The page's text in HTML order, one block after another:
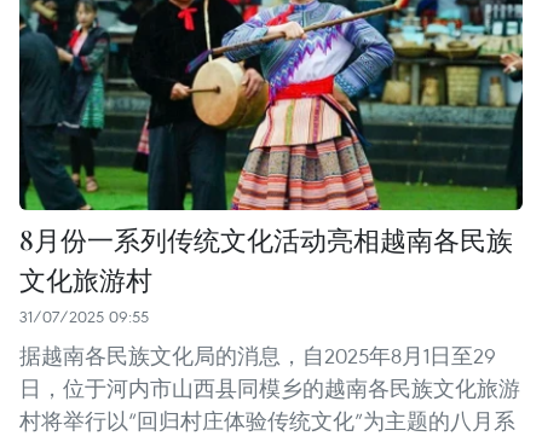
8月份一系列传统文化活动亮相越南各民族
文化旅游村
31/07/2025 09:55
据越南各民族文化局的消息，自2025年8月1日至29
日，位于河内市山西县同模乡的越南各民族文化旅游
村将举行以“回归村庄体验传统文化”为主题的八月系